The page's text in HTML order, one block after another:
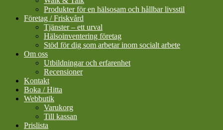
Produkter för en hälsosam och hållbar livsstil
Företag / Friskvård
Tjänster – ett urval
Hälsoinventering företag
Stöd för dig som arbetar inom socialt arbete
Om oss
Utbildningar och erfarenhet
Recensioner
Kontakt
Boka / Hitta
Webbutik
Varukorg
Till kassan
Prislista